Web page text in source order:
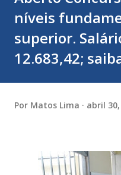
níveis
superior.
12.683,42;
Por Matos Lima abril